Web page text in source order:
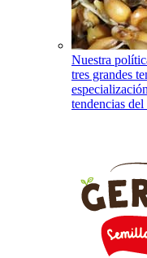
Nuestra
tres grandes
tendencias